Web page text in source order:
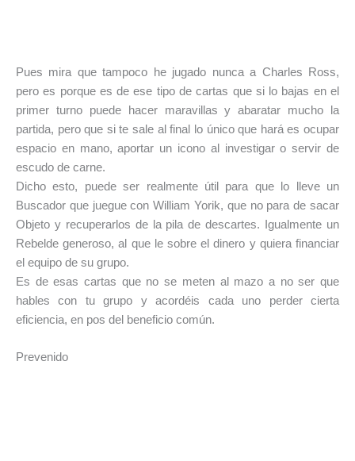
Pues mira que tampoco he jugado nunca a Charles Ross,
pero es porque es de ese tipo de cartas que si lo bajas en el
primer turno puede hacer maravillas y abaratar mucho la
partida, pero que si te sale al final lo único que hará es ocupar
espacio en mano, aportar un icono al investigar o servir de
escudo de carne.
Dicho esto, puede ser realmente útil para que lo lleve un
Buscador que juegue con William Yorik, que no para de sacar
Objeto y recuperarlos de la pila de descartes. Igualmente un
Rebelde generoso, al que le sobre el dinero y quiera financiar
el equipo de su grupo.
Es de esas cartas que no se meten al mazo a no ser que
hables con tu grupo y acordéis cada uno perder cierta
eficiencia, en pos del beneficio común.
Prevenido